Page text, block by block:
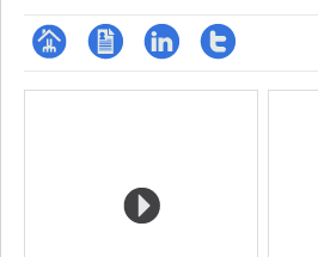
Page CV LinkedInCompte
Media